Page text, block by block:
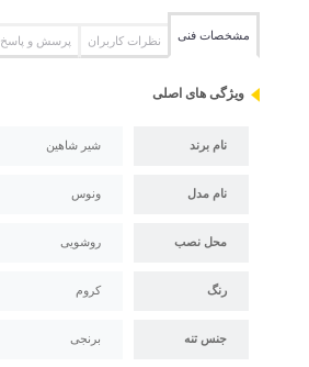
مشخصات فنی نظرات کاربران پرسش و پاسخ
ویژگی های اصلی
نام برند شیر شاهین
نام مدل ونوس
محل نصب روشویی
رنگ کروم
جنس تنه برنجی